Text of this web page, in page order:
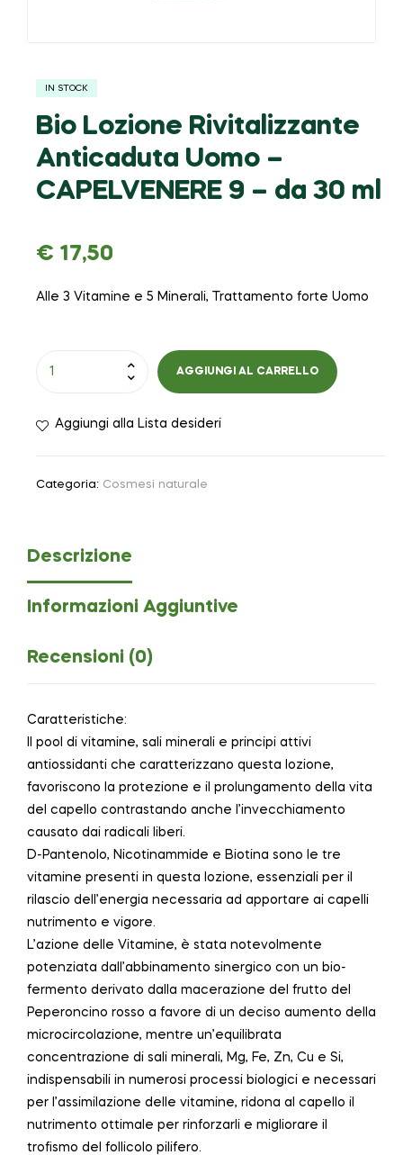
IN STOCK
Bio Lozione Rivitalizzante
Anticaduta Uomo –
CAPELVENERE 9 – da 30 ml
€ 17,50
Alle 3 Vitamine e 5 Minerali, Trattamento forte Uomo
AGGIUNGI AL CARRELLO
Aggiungi alla Lista desideri
Categoria: Cosmesi naturale
Descrizione
Informazioni Aggiuntive
Recensioni (0)
Caratteristiche:
Il pool di vitamine, sali minerali e principi attivi
antiossidanti che caratterizzano questa lozione,
favoriscono la protezione e il prolungamento della vita
del capello contrastando anche l’invecchiamento
causato dai radicali liberi.
D-Pantenolo, Nicotinammide e Biotina sono le tre
vitamine presenti in questa lozione, essenziali per il
rilascio dell’energia necessaria ad apportare ai capelli
nutrimento e vigore.
L’azione delle Vitamine, è stata notevolmente
potenziata dall’abbinamento sinergico con un bio-
fermento derivato dalla macerazione del frutto del
Peperoncino rosso a favore di un deciso aumento della
microcircolazione, mentre un’equilibrata
concentrazione di sali minerali, Mg, Fe, Zn, Cu e Si,
indispensabili in numerosi processi biologici e necessari
per l’assimilazione delle vitamine, ridona al capello il
nutrimento ottimale per rinforzarli e migliorare il
trofismo del follicolo pilifero.